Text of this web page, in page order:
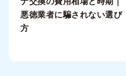
悪徳業者に騙されない選び
方